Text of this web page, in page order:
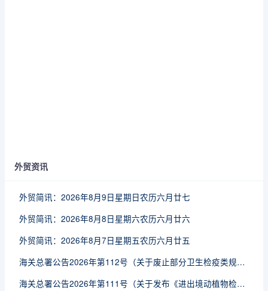
外贸资讯
外贸简讯：2026年8月9日星期日农历六月廿七
外贸简讯：2026年8月8日星期六农历六月廿六
外贸简讯：2026年8月7日星期五农历六月廿五
海关总署公告2026年第112号（关于废止部分卫生检疫类规范性文件的公告）
海关总署公告2026年第111号（关于发布《进出境动植物检疫处理监督管理工作规定》《进出境卫生处理监督管理工作规定》的公告）